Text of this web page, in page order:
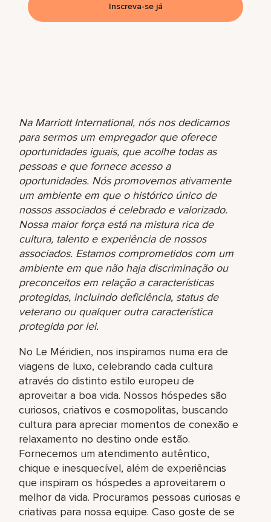
Na Marriott International, nós nos dedicamos
para sermos um empregador que oferece
oportunidades iguais, que acolhe todas as
pessoas e que fornece acesso a
oportunidades. Nós promovemos ativamente
um ambiente em que o histórico único de
nossos associados é celebrado e valorizado.
Nossa maior força está na mistura rica de
cultura, talento e experiência de nossos
associados. Estamos comprometidos com um
ambiente em que não haja discriminação ou
preconceitos em relação a características
protegidas, incluindo deficiência, status de
veterano ou qualquer outra característica
protegida por lei.
No Le Méridien, nos inspiramos numa era de
viagens de luxo, celebrando cada cultura
através do distinto estilo europeu de
aproveitar a boa vida. Nossos hóspedes são
curiosos, criativos e cosmopolitas, buscando
cultura para apreciar momentos de conexão e
relaxamento no destino onde estão.
Fornecemos um atendimento autêntico,
chique e inesquecível, além de experiências
que inspiram os hóspedes a aproveitarem o
melhor da vida. Procuramos pessoas curiosas e
criativas para nossa equipe. Caso goste de se
Inscreva-se já